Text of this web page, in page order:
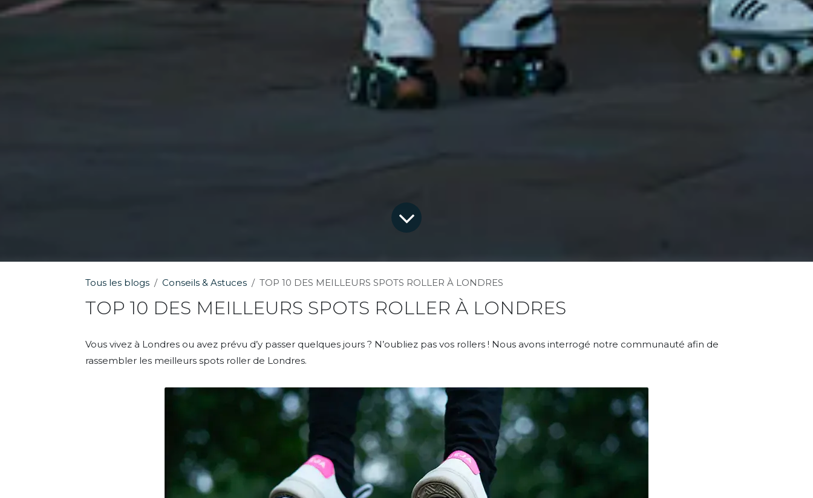
Tous les blogs Conseils & Astuces TOP 10 DES MEILLEURS SPOTS ROLLER À LONDRES
TOP 10 DES MEILLEURS SPOTS ROLLER À LONDRES
Vous vivez à Londres ou avez prévu d’y passer quelques jours ? N’oubliez pas vos rollers ! Nous avons interrogé notre communauté afin de
rassembler les meilleurs spots roller de Londres.